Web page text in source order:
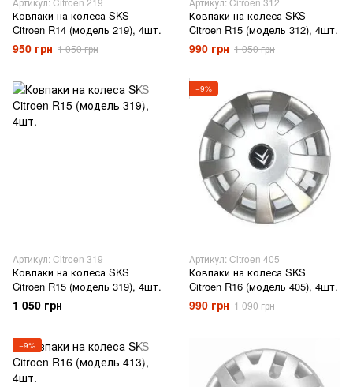
Ковпаки на колеса SKS
Citroen R14 (модель 219), 4шт.
950 грн 1 050 грн
Ковпаки на колеса SKS
Citroen R15 (модель 312), 4шт.
990 грн 1 050 грн
Артикул: Citroen 319
Ковпаки на колеса SKS
Citroen R15 (модель 319), 4шт.
1 050 грн
−9%
Артикул: Citroen 405
Ковпаки на колеса SKS
Citroen R16 (модель 405), 4шт.
990 грн 1 090 грн
−9%